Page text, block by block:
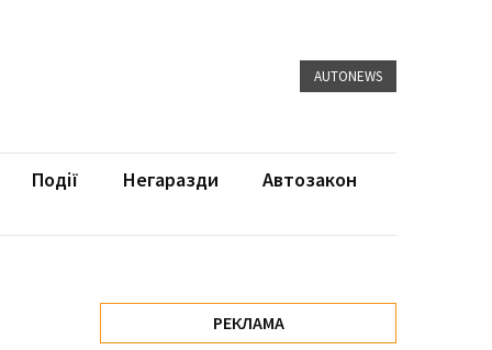
AUTONEWS
Події Негаразди Автозакон
РЕКЛАМА